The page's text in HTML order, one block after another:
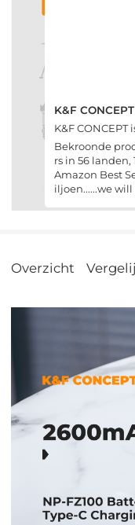
K&F
K&F
cier van
bieden filters,
tas,
ge normen.
Bekroonde
rs in 56
Amazon Best
iljoen......we
Overzicht